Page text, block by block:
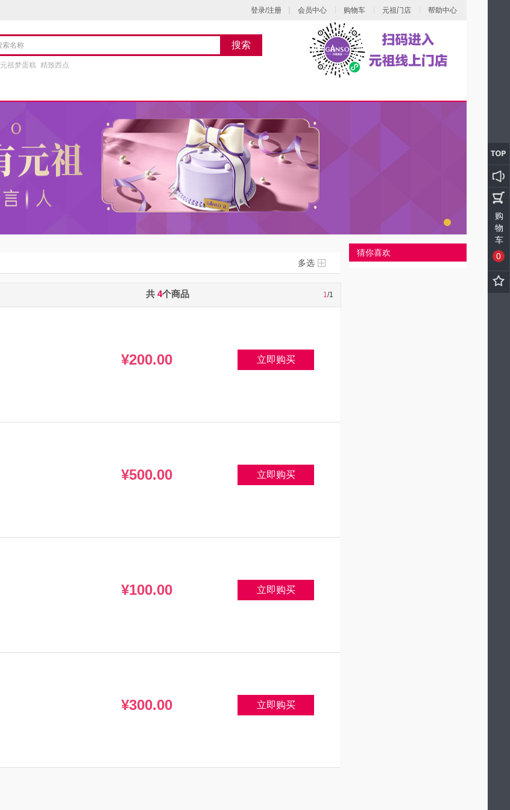
登录/注册 会员中心 购物车 元祖门店 帮助中心
搜索
元祖梦蛋糕 精致西点
多选
共 4个商品 1/1
¥200.00 立即购买
¥500.00 立即购买
¥100.00 立即购买
¥300.00 立即购买
猜你喜欢
购
物
车
0